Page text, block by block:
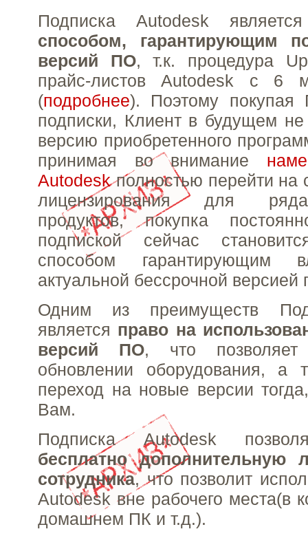
Подписка Autodesk
способом, гарантирующим
версий ПО, т.к. процедура
прайс-листов Autodesk с 6
(подробнее). Поэтому
подписки, Клиент в будущем
версию приобретенного
принимая во внимание
Autodeskполностью перейти на
лицензирования для
продуктов, покупка
подпиской сейчас
способом гарантирующим
актуальной бессрочной
Одним из преимуществ
является право на
версий ПО, что позволяет
обновлении оборудования, а
переход на новые версии
Вам.
Подписка Autodesk
бесплатно дополнительную
сотрудника, что позволит
Autodesk вне рабочего места(в
домашнем ПК и т.д.).